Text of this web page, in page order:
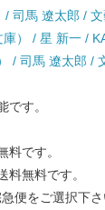
司馬 遼太郎 /
） / 星 新一 /
/ 司馬 遼太郎 /
です。
料です。
無料です。
便をご選択下さ